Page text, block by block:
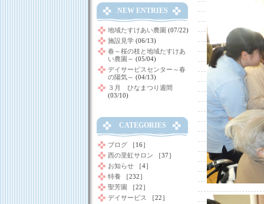
NEW ENTRIES
地域たすけあい農園 (07/22)
施設見学 (06/13)
春～桜の枝と地域たすけあ
い農園～ (05/04)
デイサービスセンター～春
の陽気～ (04/13)
３月 ひなまつり週間
(03/10)
CATEGORIES
ブログ ［16］
西の里虹サロン ［37］
お知らせ ［4］
特養 ［232］
聖芳園
［22］
デイサービス
［22］